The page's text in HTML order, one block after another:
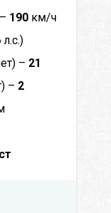
190 км/ч
л.с.)
– 21
– 2